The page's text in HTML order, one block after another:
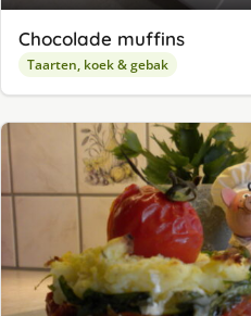
Chocolade muffins
Taarten, koek & gebak